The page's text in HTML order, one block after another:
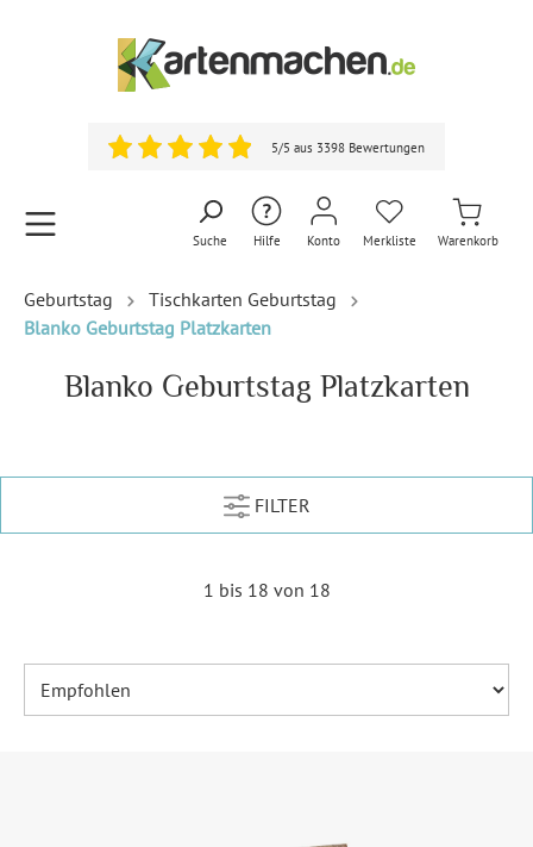
5/5 aus 3398 Bewertungen
Suche Hilfe Konto Merkliste Warenkorb
Geburtstag
Tischkarten Geburtstag
Blanko Geburtstag Platzkarten
Blanko Geburtstag Platzkarten
FILTER
1 bis 18 von 18